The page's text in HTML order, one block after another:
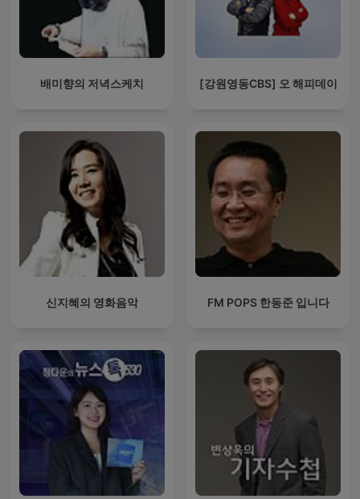
배미향의 저녁스케치 [강원영동CBS] 오 해피데이
신지혜의 영화음악 FM POPS 한동준 입니다